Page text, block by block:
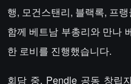
행, 모건스탠리, 블랙록, 프
함께 베트남 부총리와 만나
한 로비를 진행했습니다.
회담 중, Pendle 공동 창립